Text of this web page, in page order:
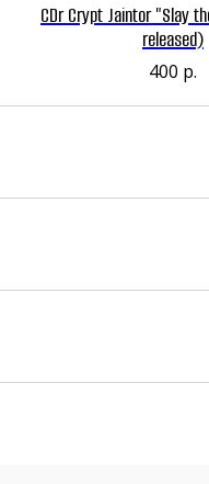
CDr Crypt Jaintor "Slay
released)
400 р.